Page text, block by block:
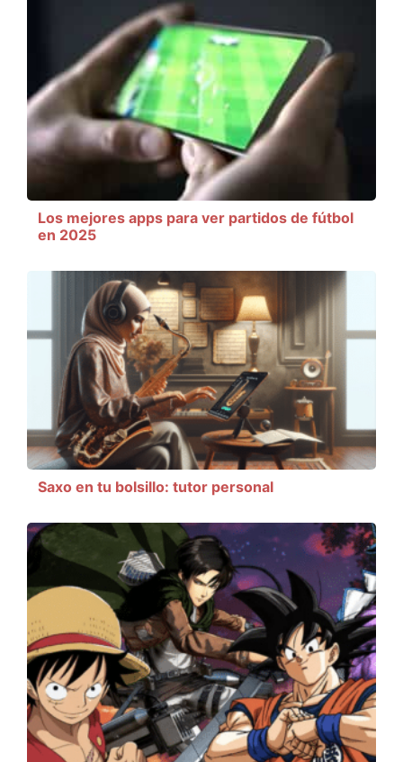
Los mejores apps para ver partidos de fútbol
en 2025
Saxo en tu bolsillo: tutor personal